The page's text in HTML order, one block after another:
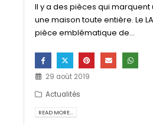
Il y a des pièces qui
une maison toute entière. Le
pièce emblématique de...
29 août 2019
Actualités
READ MORE...